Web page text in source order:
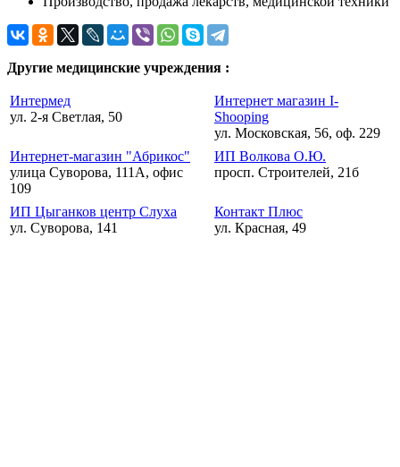
Другие медицинские учреждения :
Интермед
ул. 2-я Светлая, 50
Интернет магазин I-
Shooping
ул. Московская, 56, оф. 229
Интернет-магазин "Абрикос"
улица Суворова, 111А, офис
109
ИП Волкова О.Ю.
просп. Строителей, 21б
ИП Цыганков центр Слуха
ул. Суворова, 141
Контакт Плюс
ул. Красная, 49